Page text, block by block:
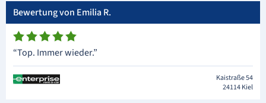
Bewertung von Emilia R.
“Top. Immer wieder.”
Kaistraße 54
24114 Kiel